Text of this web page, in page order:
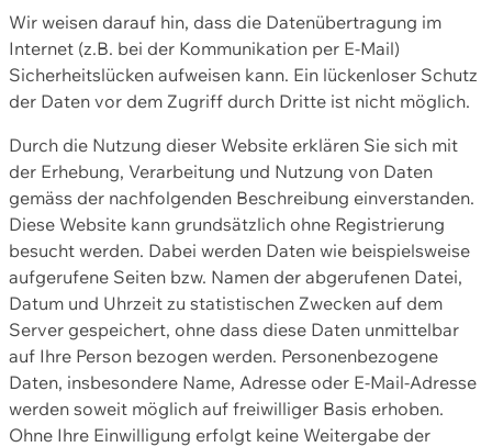
Wir weisen darauf hin, dass die Datenübertragung im
Internet (z.B. bei der Kommunikation per E-Mail)
Sicherheitslücken aufweisen kann. Ein lückenloser Schutz
der Daten vor dem Zugriff durch Dritte ist nicht möglich.
Durch die Nutzung dieser Website erklären Sie sich mit
der Erhebung, Verarbeitung und Nutzung von Daten
gemäss der nachfolgenden Beschreibung einverstanden.
Diese Website kann grundsätzlich ohne Registrierung
besucht werden. Dabei werden Daten wie beispielsweise
aufgerufene Seiten bzw. Namen der abgerufenen Datei,
Datum und Uhrzeit zu statistischen Zwecken auf dem
Server gespeichert, ohne dass diese Daten unmittelbar
auf Ihre Person bezogen werden. Personenbezogene
Daten, insbesondere Name, Adresse oder E-Mail-Adresse
werden soweit möglich auf freiwilliger Basis erhoben.
Ohne Ihre Einwilligung erfolgt keine Weitergabe der